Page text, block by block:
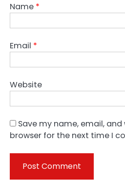
Name *
Email *
Website
Save my name, email,
browser for the next time I